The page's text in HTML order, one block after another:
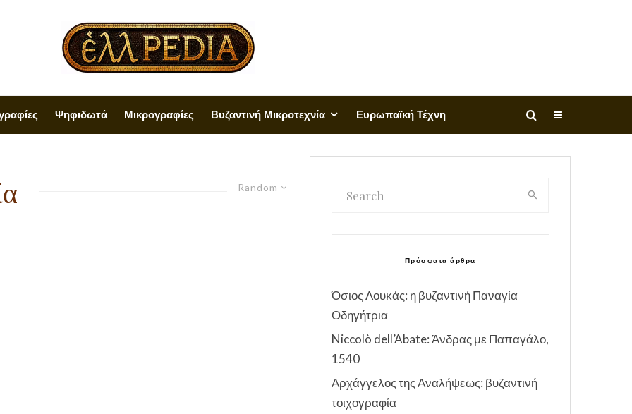
Ψηφιδωτά Μικρογραφίες Βυζαντινή Μικροτεχνία Ευρωπαϊκή Τέχνη
Random
Πρόσφατα άρθρα
Όσιος Λουκάς: η βυζαντινή Παναγία
Οδηγήτρια
Niccolò dell’Abate: Άνδρας με Παπαγάλο,
1540
Αρχάγγελος της Αναλήψεως: βυζαντινή
τοιχογραφία